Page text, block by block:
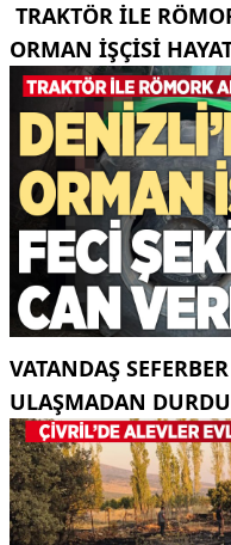
TRAKTÖR ILE
ORMAN IŞÇISI
VATANDAŞ
ULAŞMADAN